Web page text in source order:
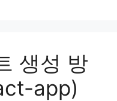
생성 방
app)